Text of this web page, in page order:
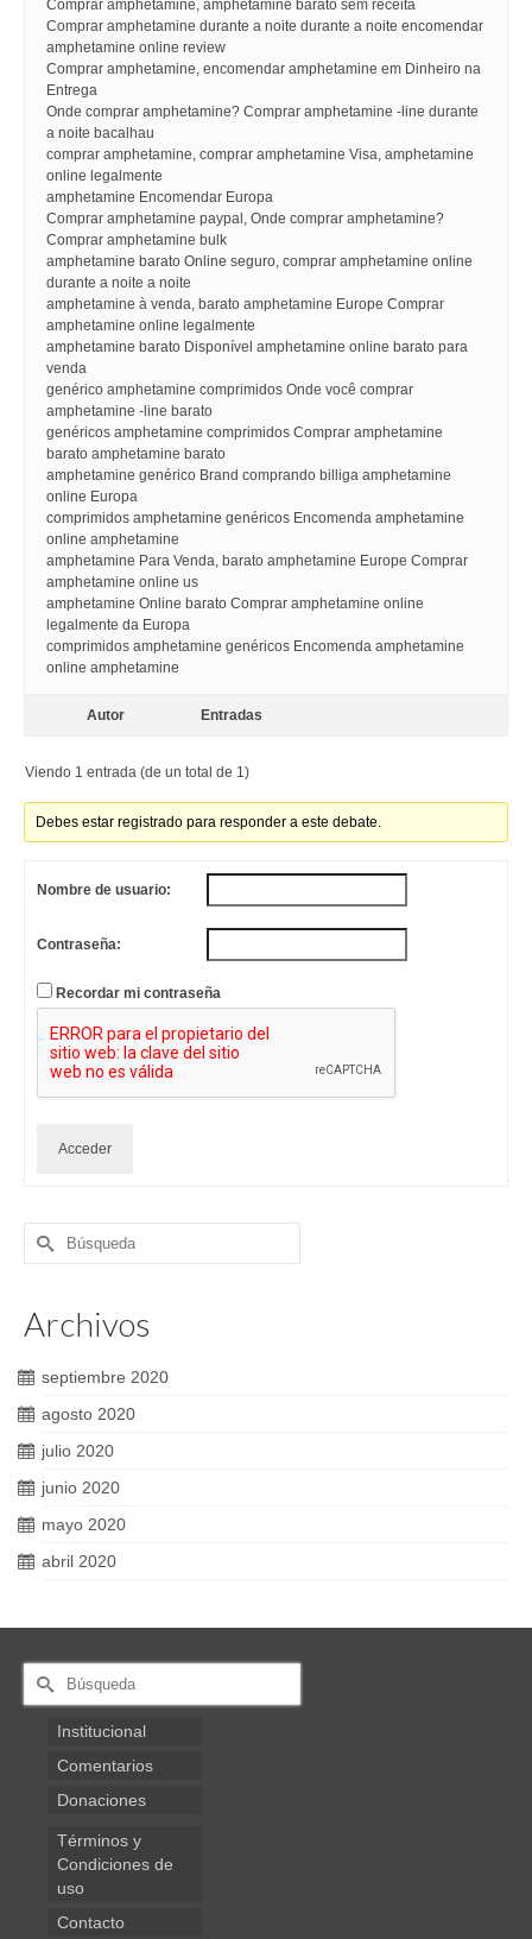
Comprar amphetamine, amphetamine barato sem receita
Comprar amphetamine durante a noite durante a noite encomendar
amphetamine online review
Comprar amphetamine, encomendar amphetamine em Dinheiro na
Entrega
Onde comprar amphetamine? Comprar amphetamine -line durante
a noite bacalhau
comprar amphetamine, comprar amphetamine Visa, amphetamine
online legalmente
amphetamine Encomendar Europa
Comprar amphetamine paypal, Onde comprar amphetamine?
Comprar amphetamine bulk
amphetamine barato Online seguro, comprar amphetamine online
durante a noite a noite
amphetamine à venda, barato amphetamine Europe Comprar
amphetamine online legalmente
amphetamine barato Disponível amphetamine online barato para
venda
genérico amphetamine comprimidos Onde você comprar
amphetamine -line barato
genéricos amphetamine comprimidos Comprar amphetamine
barato amphetamine barato
amphetamine genérico Brand comprando billiga amphetamine
online Europa
comprimidos amphetamine genéricos Encomenda amphetamine
online amphetamine
amphetamine Para Venda, barato amphetamine Europe Comprar
amphetamine online us
amphetamine Online barato Comprar amphetamine online
legalmente da Europa
comprimidos amphetamine genéricos Encomenda amphetamine
online amphetamine
Autor Entradas
Viendo 1 entrada (de un total de 1)
Debes estar registrado para responder a este debate.
Nombre de usuario:
Contraseña:
Recordar mi contraseña
Acceder
Buscar
por:
Archivos
septiembre 2020
agosto 2020
julio 2020
junio 2020
mayo 2020
abril 2020
Buscar
por:
Institucional
Comentarios
Donaciones
Términos y
Condiciones de
uso
Contacto